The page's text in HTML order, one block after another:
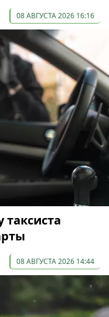
08 АВГУСТА 2026 16:16
таксиста
08 АВГУСТА 2026 14:44